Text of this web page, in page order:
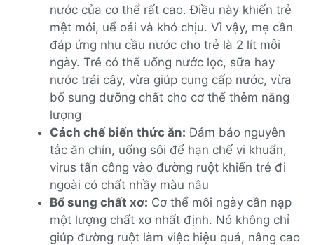
nước của cơ thể rất cao. Điều này khiến trẻ
mệt mỏi, uể oải và khó chịu. Vì vậy, mẹ cần
đáp ứng nhu cầu nước cho trẻ là 2 lít mỗi
ngày. Trẻ có thể uống nước lọc, sữa hay
nước trái cây, vừa giúp cung cấp nước, vừa
bổ sung dưỡng chất cho cơ thể thêm năng
lượng
Cách chế biến thức ăn: Đảm bảo nguyên
tắc ăn chín, uống sôi để hạn chế vi khuẩn,
virus tấn công vào đường ruột khiến trẻ đi
ngoài có chất nhầy màu nâu
Bổ sung chất xơ: Cơ thể mỗi ngày cần nạp
một lượng chất xơ nhất định. Nó không chỉ
giúp đường ruột làm việc hiệu quả, nâng cao